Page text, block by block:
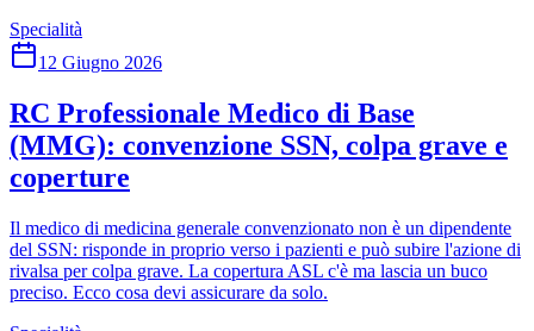
Specialità
12 Giugno 2026
RC Professionale Medico di Base
(MMG): convenzione SSN, colpa grave e
coperture
Il medico di medicina generale convenzionato non è un dipendente
del SSN: risponde in proprio verso i pazienti e può subire l'azione di
rivalsa per colpa grave. La copertura ASL c'è ma lascia un buco
preciso. Ecco cosa devi assicurare da solo.